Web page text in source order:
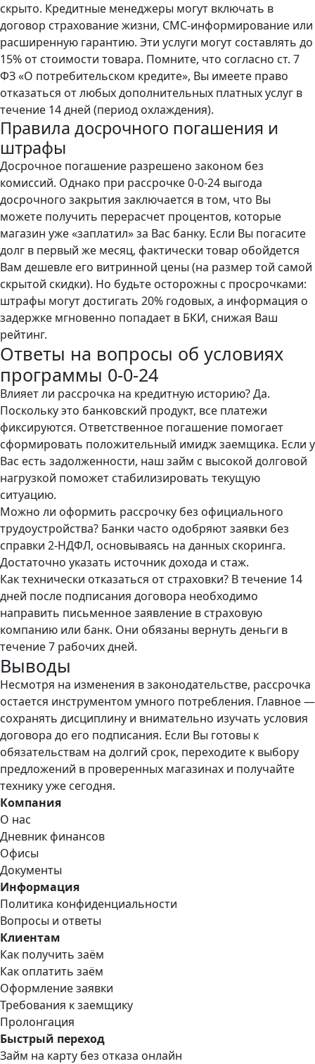
скрыто. Кредитные менеджеры могут включать в
договор страхование жизни, СМС-информирование или
расширенную гарантию. Эти услуги могут составлять до
15% от стоимости товара. Помните, что согласно ст. 7
ФЗ «О потребительском кредите», Вы имеете право
отказаться от любых дополнительных платных услуг в
течение 14 дней (период охлаждения).
Правила досрочного погашения и
штрафы
Досрочное погашение разрешено законом без
комиссий. Однако при рассрочке 0-0-24 выгода
досрочного закрытия заключается в том, что Вы
можете получить перерасчет процентов, которые
магазин уже «заплатил» за Вас банку. Если Вы погасите
долг в первый же месяц, фактически товар обойдется
Вам дешевле его витринной цены (на размер той самой
скрытой скидки). Но будьте осторожны с просрочками:
штрафы могут достигать 20% годовых, а информация о
задержке мгновенно попадает в БКИ, снижая Ваш
рейтинг.
Ответы на вопросы об условиях
программы 0-0-24
Влияет ли рассрочка на кредитную историю? Да.
Поскольку это банковский продукт, все платежи
фиксируются. Ответственное погашение помогает
сформировать положительный имидж заемщика. Если у
Вас есть задолженности, наш займ с высокой долговой
нагрузкой поможет стабилизировать текущую
ситуацию.
Можно ли оформить рассрочку без официального
трудоустройства? Банки часто одобряют заявки без
справки 2-НДФЛ, основываясь на данных скоринга.
Достаточно указать источник дохода и стаж.
Как технически отказаться от страховки? В течение 14
дней после подписания договора необходимо
направить письменное заявление в страховую
компанию или банк. Они обязаны вернуть деньги в
течение 7 рабочих дней.
Выводы
Несмотря на изменения в законодательстве, рассрочка
остается инструментом умного потребления. Главное —
сохранять дисциплину и внимательно изучать условия
договора до его подписания. Если Вы готовы к
обязательствам на долгий срок, переходите к выбору
предложений в проверенных магазинах и получайте
технику уже сегодня.
Компания
О нас
Дневник финансов
Офисы
Документы
Информация
Политика конфиденциальности
Вопросы и ответы
Клиентам
Как получить заём
Как оплатить заём
Оформление заявки
Требования к заемщику
Пролонгация
Быстрый переход
Займ на карту без отказа онлайн